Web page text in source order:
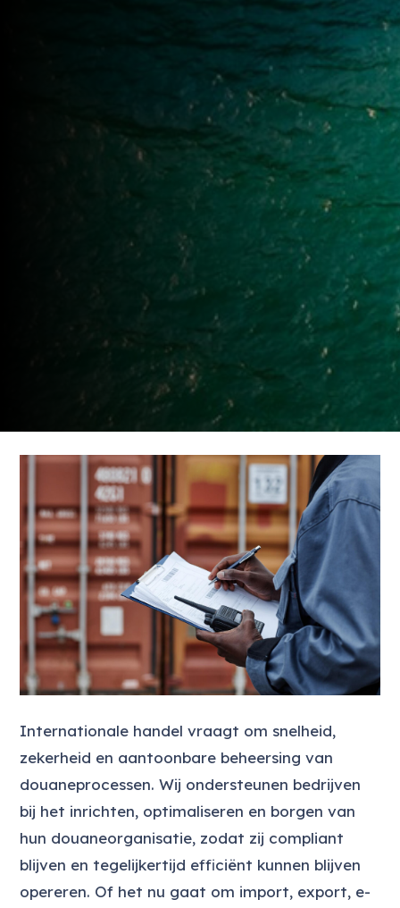
Internationale handel vraagt om snelheid,
zekerheid en aantoonbare beheersing van
douaneprocessen. Wij ondersteunen bedrijven
bij het inrichten, optimaliseren en borgen van
hun douaneorganisatie, zodat zij compliant
blijven en tegelijkertijd efficiënt kunnen blijven
opereren. Of het nu gaat om import, export, e-